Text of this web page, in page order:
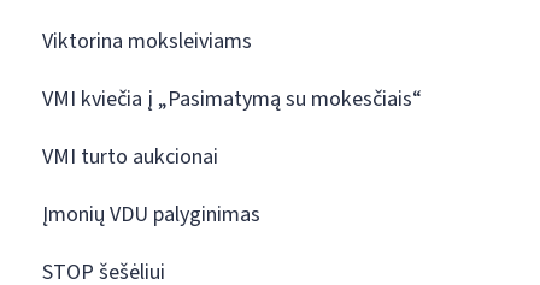
Viktorina moksleiviams
VMI kviečia į „Pasimatymą su mokesčiais“
VMI turto aukcionai
Įmonių VDU palyginimas
STOP šešėliui